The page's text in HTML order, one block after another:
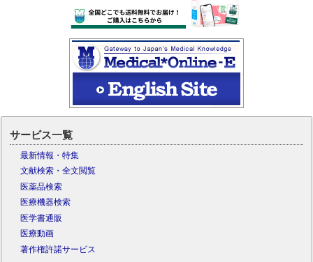
サービス一覧
最新情報・特集
文献検索・全文閲覧
医薬品検索
医療機器検索
医学書通販
医療動画
著作権許諾サービス